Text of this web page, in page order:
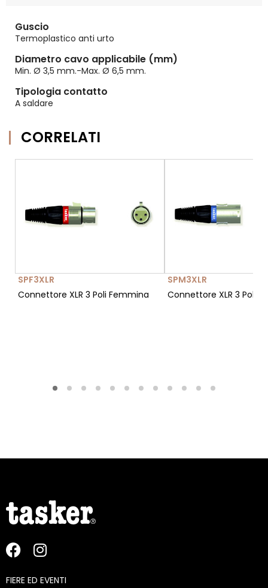
Guscio
Termoplastico anti urto
Diametro cavo applicabile (mm)
Min. Ø 3,5 mm.-Max. Ø 6,5 mm.
Tipologia contatto
A saldare
CORRELATI
SPF3XLR
Connettore XLR 3 Poli Femmina
SPM3XLR
Connettore XLR 3 Poli
FIERE ED EVENTI